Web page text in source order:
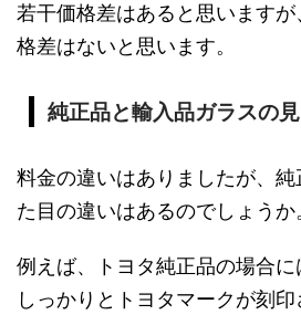
若干価格差はあると思います
格差はないと思います。
純正品と輸入品ガラスの
料金の違いはありましたが、
た目の違いはあるのでしょうか
例えば、トヨタ純正品の場合
しっかりとトヨタマークが刻印